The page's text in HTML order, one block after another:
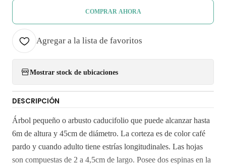
COMPRAR AHORA
Agregar a la lista de favoritos
Mostrar stock de ubicaciones
DESCRIPCIÓN
Árbol pequeño o arbusto caducifolio que puede alcanzar hasta
6m de altura y 45cm de diámetro. La corteza es de color café
pardo y cuando adulto tiene estrías longitudinales. Las hojas
son compuestas de 2 a 4,5cm de largo. Posee dos espinas en la